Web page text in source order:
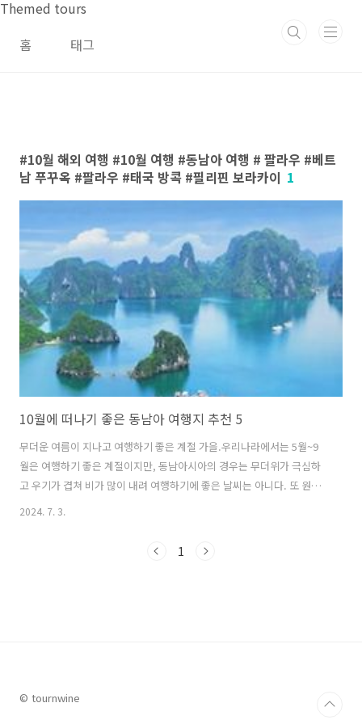
본문 바로가기
Themed tours
홈
태그
10월 해외 여행 #10월 여행 #동남아 여행 # 팔라우 #베트
남 푸꾸옥 #팔라우 #태국 방콕 #필리핀 보라카이 1
10월에 떠나기 좋은 동남아 여행지 추천 5
무더운 여름이 지나고 여행하기 좋은 계절 가을.우리나라에서는 5월~9
월은 여행하기 좋은 계절이지만, 동남아시아의 경우는 무더위가 극심하
고 우기가 겹쳐 비가 많이 내려 여행하기에 좋은 날씨는 아니다. 또 원래
동남아시아 지역의 우기는 짧은 시간 내리는 게릴라성 호우가 많았지만
행이 쉽지 않다. 이러한 점에서 건기가 시작되는 10월은 깨끗해진 공기
2024. 7. 3.
1
© tournwine